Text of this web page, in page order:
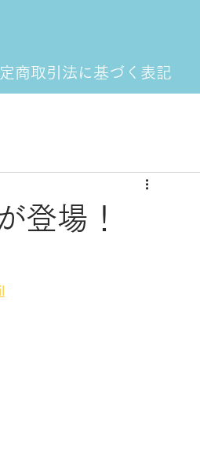
商取引法に基づく表記
登場！